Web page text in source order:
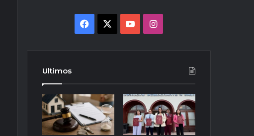
Facebook YouTubeInstagram
Ultimos